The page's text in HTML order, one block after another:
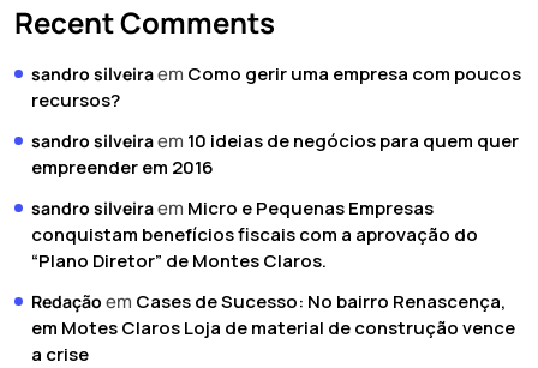
Recent Comments
sandro silveiraem Como gerir uma empresa com poucos
recursos?
sandro silveiraem 10 ideias de negócios para quem quer
empreender em 2016
sandro silveiraem Micro e Pequenas Empresas
conquistam benefícios fiscais com a aprovação do
“Plano Diretor” de Montes Claros.
Redação em Cases de Sucesso: No bairro Renascença,
em Motes Claros Loja de material de construção vence
a crise